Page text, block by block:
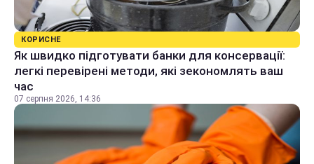
КОРИСНЕ
Як швидко підготувати банки для консервації:
легкі перевірені методи, які зекономлять ваш
час
07 серпня 2026, 14:36